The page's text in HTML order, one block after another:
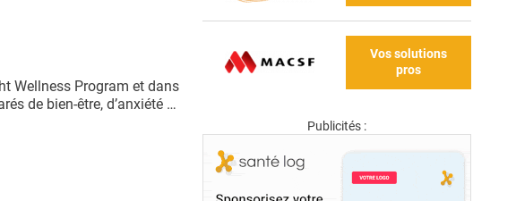
Wellness Program et dans
de bien-être, d’anxiété …
Vos solutions
pros
Publicités :